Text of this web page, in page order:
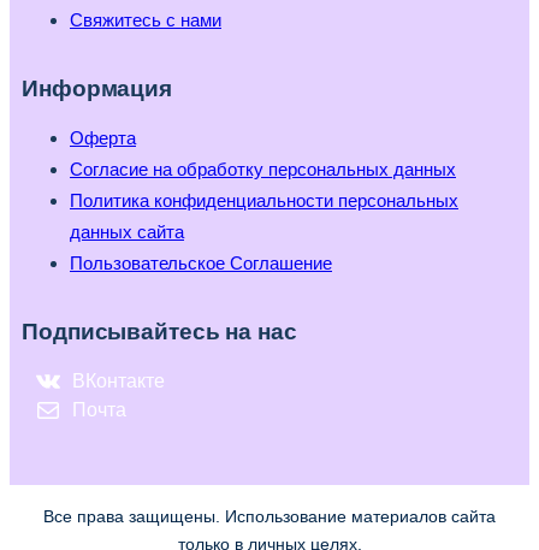
Свяжитесь с нами
Информация
Оферта
Согласие на обработку персональных данных
Политика конфиденциальности персональных
данных сайта
Пользовательское Соглашение
Подписывайтесь на нас
ВКонтакте
Почта
Все права защищены. Использование материалов сайта
только в личных целях.